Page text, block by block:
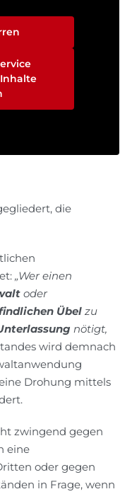
die
„Wer einen
oder
Übel zu
nötigt,
wird demnach
Drohung mittels
zwingend gegen
eine
oder gegen
in Frage, wenn